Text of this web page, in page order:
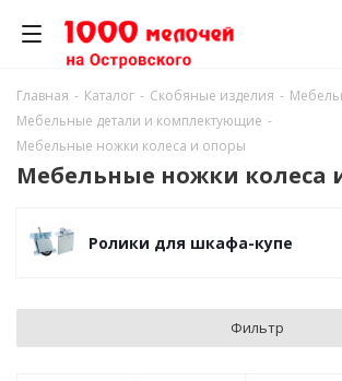
Главная - Каталог - Скобяные изделия -
Мебельные детали и комплектующие -
Мебельные ножки колеса и опоры
Мебельные ножки колеса
Ролики для шкафа-купе
Фильтр